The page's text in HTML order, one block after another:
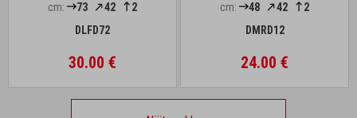
cm: 73 42
2
DLFD72
30.00 €
cm: 48 42
2
DMRD12
24.00 €